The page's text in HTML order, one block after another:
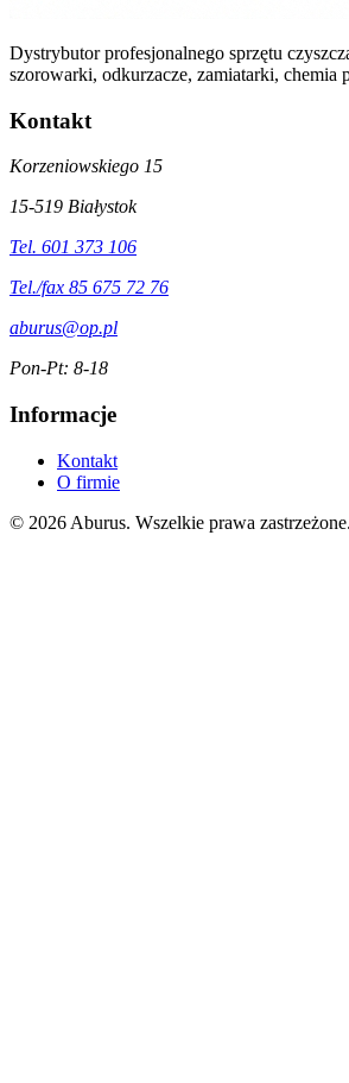
Dystrybutor profesjonalnego sprzętu
szorowarki, odkurzacze, zamiatarki, chemia
Kontakt
Korzeniowskiego 15
15-519 Białystok
Tel. 601 373 106
Tel./fax 85 675 72 76
aburus@op.pl
Pon-Pt: 8-18
Informacje
Kontakt
O firmie
© 2026 Aburus. Wszelkie prawa zastrzeżone.